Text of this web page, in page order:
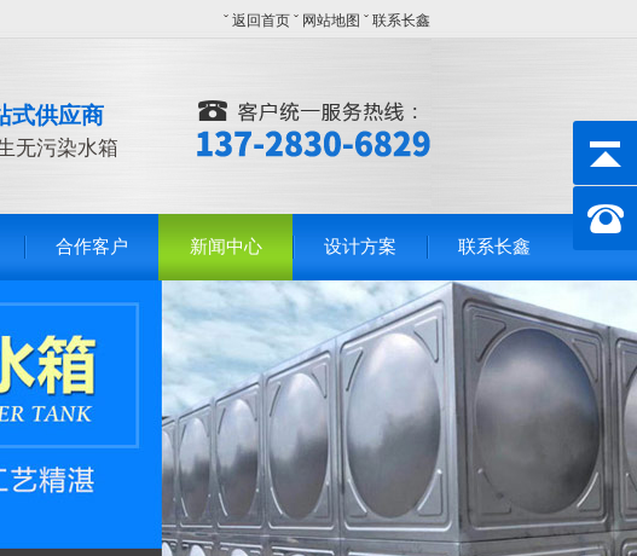
ˇ 返回首页 ˇ 网站地图 ˇ 联系长鑫
式供应商
无污染水箱
合作客户 新闻中心 设计方案 联系长鑫